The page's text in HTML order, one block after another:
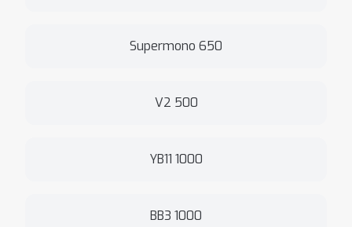
Supermono 650
V2 500
YB11 1000
BB3 1000